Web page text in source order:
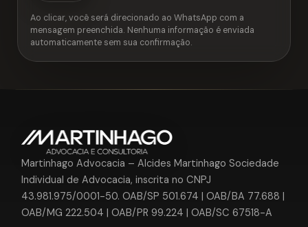
Ao clicar, você será direcionado ao WhatsApp com a
mensagem preenchida. Nenhuma informação é enviada
automaticamente sem sua confirmação.
Martinhago Advocacia – Alcides Martinhago Sociedade
Individual de Advocacia, inscrita no CNPJ
43.981.975/0001-50. OAB/SP 501.674 | OAB/BA 77.688 |
OAB/MG 222.504 | OAB/PR 99.224 | OAB/SC 67518-A